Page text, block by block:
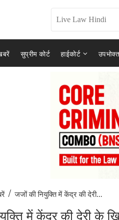
सुप्रीम कोर्ट हाईकोर्ट
/ जजों की नियुक्ति में केंद्र की देरी...
में केंद्र की देरी के